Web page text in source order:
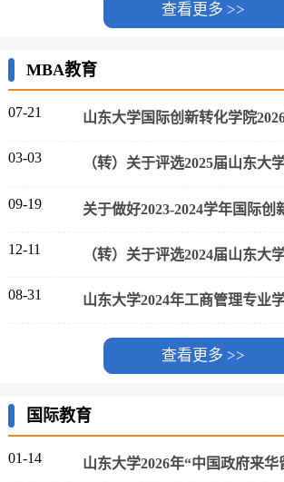
查看更多 >>
MBA教育
07-21
03-03
09-19
12-11
08-31
查看更多 >>
国际教育
01-14